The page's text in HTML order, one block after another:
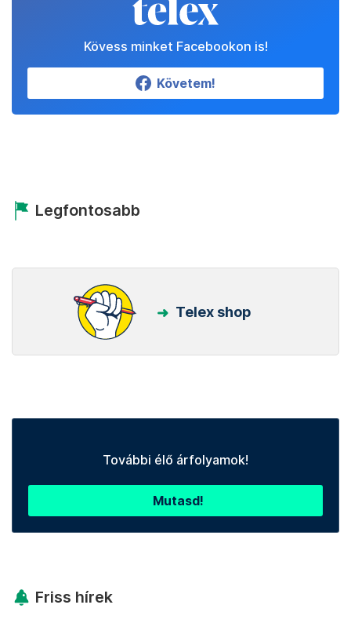
Kövess minket Facebookon is!
Követem!
Legfontosabb
Telex shop
További élő árfolyamok!
Mutasd!
Friss hírek